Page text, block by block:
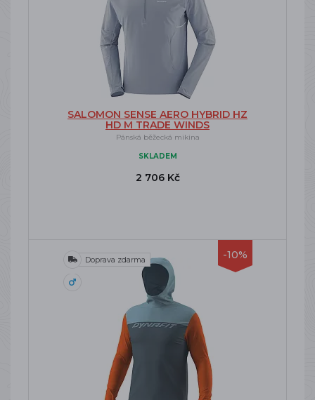
SALOMON SENSE AERO HYBRID HZ
HD M TRADE WINDS
Pánská běžecká mikina
SKLADEM
2 706 Kč
-10%
Doprava zdarma